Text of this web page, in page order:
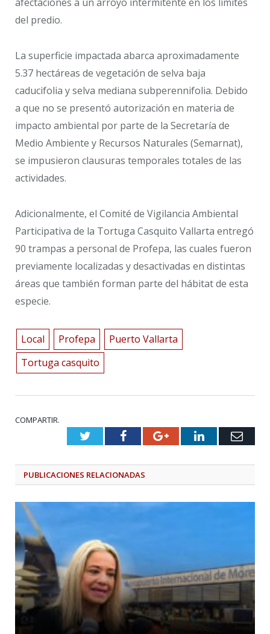
del predio.
La superficie impactada abarca aproximadamente
5.37 hectáreas de vegetación de selva baja
caducifolia y selva mediana subperennifolia. Debido
a que no se presentó autorización en materia de
impacto ambiental por parte de la Secretaría de
Medio Ambiente y Recursos Naturales (Semarnat),
se impusieron clausuras temporales totales de las
actividades.
Adicionalmente, el Comité de Vigilancia Ambiental
Participativa de la Tortuga Casquito Vallarta entregó
90 trampas a personal de Profepa, las cuales fueron
previamente localizadas y desactivadas en distintas
áreas que también forman parte del hábitat de esta
especie.
Local Profepa
Puerto Vallarta
Tortuga casquito
COMPARTIR.
TwitterFacebookGoogle+LinkedIn
PUBLICACIONES RELACIONADAS